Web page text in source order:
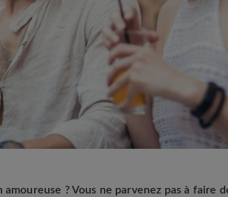
? Vous ne parvenez pas à faire